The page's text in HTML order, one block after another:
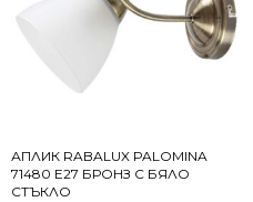
АПЛИК RABALUX PALOMINA
71480 E27 БРОНЗ С БЯЛО
СТЪКЛО